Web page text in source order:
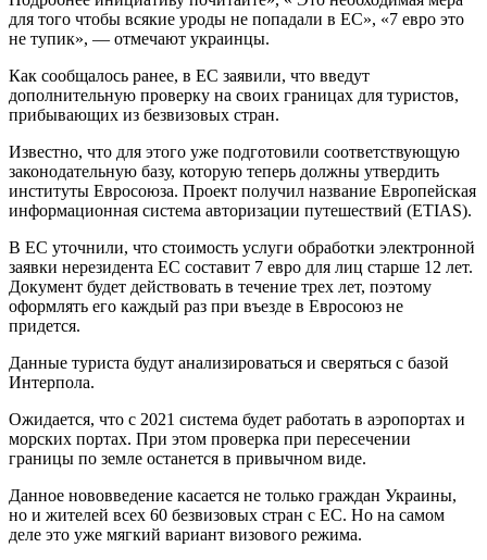
для того чтобы всякие уроды не попадали в ЕС», «7 евро это
не тупик», — отмечают украинцы.
Как сообщалось ранее, в ЕС заявили, что введут
дополнительную проверку на своих границах для туристов,
прибывающих из безвизовых стран.
Известно, что для этого уже подготовили соответствующую
законодательную базу, которую теперь должны утвердить
институты Евросоюза. Проект получил название Европейская
информационная система авторизации путешествий (ETIAS).
В ЕС уточнили, что стоимость услуги обработки электронной
заявки нерезидента ЕС составит 7 евро для лиц старше 12 лет.
Документ будет действовать в течение трех лет, поэтому
оформлять его каждый раз при въезде в Евросоюз не
придется.
Данные туриста будут анализироваться и сверяться с базой
Интерпола.
Ожидается, что с 2021 система будет работать в аэропортах и ​​
морских портах. При этом проверка при пересечении
границы по земле останется в привычном виде.
Данное нововведение касается не только граждан Украины,
но и жителей всех 60 безвизовых стран с ЕС. Но на самом
деле это уже мягкий вариант визового режима.